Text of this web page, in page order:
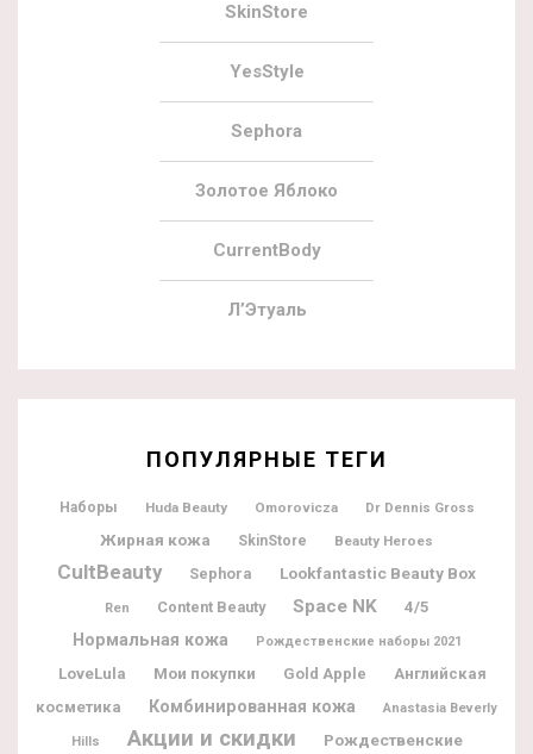
SkinStore
YesStyle
Sephora
Золотое Яблоко
CurrentBody
Л’Этуаль
ПОПУЛЯРНЫЕ ТЕГИ
Наборы Huda Beauty Omorovicza Dr Dennis Gross
Жирная кожа SkinStore Beauty Heroes
CultBeauty Sephora Lookfantastic Beauty Box
Ren Content Beauty Space NK 4/5
Нормальная кожа Рождественские наборы 2021
LoveLula Мои покупки Gold Apple
Английская
косметика
Комбинированная кожа Anastasia Beverly
Hills Акции и скидки
Рождественские